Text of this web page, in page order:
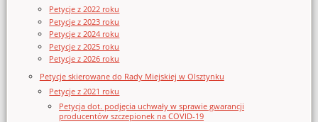
Petycje z 2022 roku
Petycje z 2023 roku
Petycje z 2024 roku
Petycje z 2025 roku
Petycje z 2026 roku
Petycje skierowane do Rady Miejskiej w Olsztynku
Petycje z 2021 roku
Petycja dot. podjęcia uchwały w sprawie gwarancji
producentów szczepionek na COVID-19